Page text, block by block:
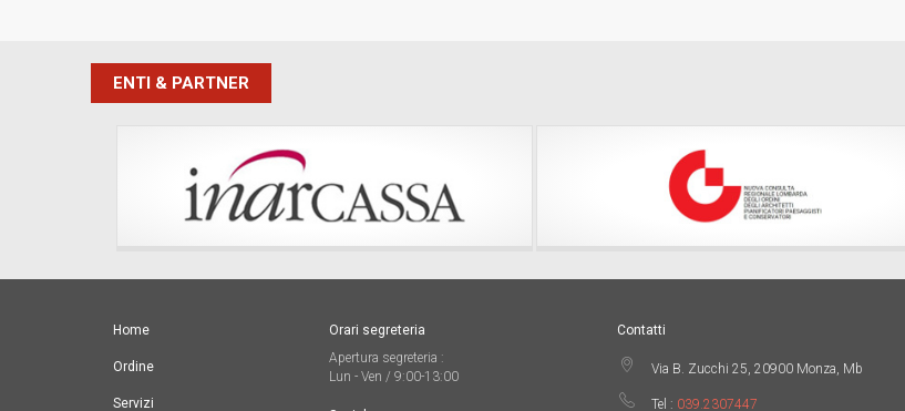
ENTI & PARTNER
Home
Ordine
Servizi
Orari segreteria
Apertura segreteria :
Lun - Ven / 9:00-13:00
Contatti
Via B. Zucchi 25, 20900 Monza, Mb
Tel : 039.2307447